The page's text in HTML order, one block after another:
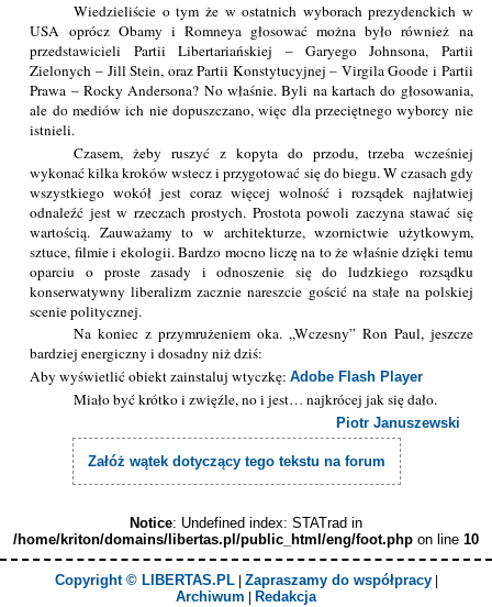
Wiedzieliście o tym że w ostatnich wyborach prezydenckich w
USA oprócz Obamy i Romneya głosować można było również na
przedstawicieli Partii Libertariańskiej – Garyego Johnsona, Partii
Zielonych – Jill Stein, oraz Partii Konstytucyjnej – Virgila Goode i Partii
Prawa – Rocky Andersona? No właśnie. Byli na kartach do głosowania,
ale do mediów ich nie dopuszczano, więc dla przeciętnego wyborcy nie
istnieli.
Czasem, żeby ruszyć z kopyta do przodu, trzeba wcześniej
wykonać kilka kroków wstecz i przygotować się do biegu. W czasach gdy
wszystkiego wokół jest coraz więcej wolność i rozsądek najłatwiej
odnaleźć jest w rzeczach prostych. Prostota powoli zaczyna stawać się
wartością. Zauważamy to w architekturze, wzornictwie użytkowym,
sztuce, filmie i ekologii. Bardzo mocno liczę na to że właśnie dzięki temu
oparciu o proste zasady i odnoszenie się do ludzkiego rozsądku
konserwatywny liberalizm zacznie nareszcie gościć na stałe na polskiej
scenie politycznej.
Na koniec z przymrużeniem oka. „Wczesny” Ron Paul, jeszcze
bardziej energiczny i dosadny niż dziś:
Aby wyświetlić obiekt zainstaluj wtyczkę:Adobe Flash Player
Miało być krótko i zwięźle, no i jest… najkrócej jak się dało.
Piotr Januszewski
Załóż wątek dotyczący tego tekstu na forum
Notice: Undefined index: STATrad in
/home/kriton/domains/libertas.pl/public_html/eng/foot.php on line 10
Copyright © LIBERTAS.PL| Zapraszamy do współpracy|
Archiwum
Redakcja